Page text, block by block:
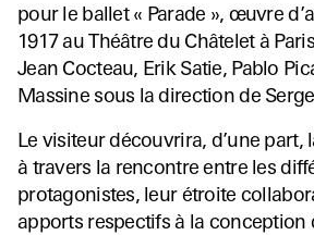
pour le ballet « Parade », œuvre
1917 au Théâtre du Châtelet à
Jean Cocteau, Erik Satie, Pablo
Massine sous la direction de
Le visiteur découvrira, d’une part,
à travers la rencontre entre les
protagonistes, leur étroite
apports respectifs à la